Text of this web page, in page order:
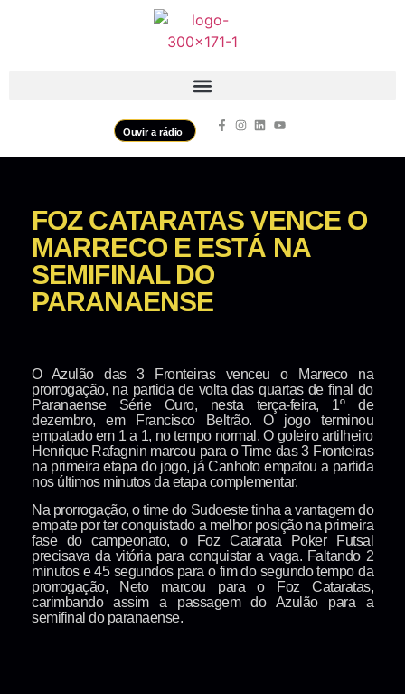
Ouvir a rádio
FOZ CATARATAS VENCE O
MARRECO E ESTÁ NA
SEMIFINAL DO
PARANAENSE
O Azulão das 3 Fronteiras venceu o Marreco na
prorrogação, na partida de volta das quartas de final do
Paranaense Série Ouro, nesta terça-feira, 1º de
dezembro, em Francisco Beltrão. O jogo terminou
empatado em 1 a 1, no tempo normal. O goleiro artilheiro
Henrique Rafagnin marcou para o Time das 3 Fronteiras
na primeira etapa do jogo, já Canhoto empatou a partida
nos últimos minutos da etapa complementar.
Na prorrogação, o time do Sudoeste tinha a vantagem do
empate por ter conquistado a melhor posição na primeira
fase do campeonato, o Foz Catarata Poker Futsal
precisava da vitória para conquistar a vaga. Faltando 2
minutos e 45 segundos para o fim do segundo tempo da
prorrogação, Neto marcou para o Foz Cataratas,
carimbando assim a passagem do Azulão para a
semifinal do paranaense.